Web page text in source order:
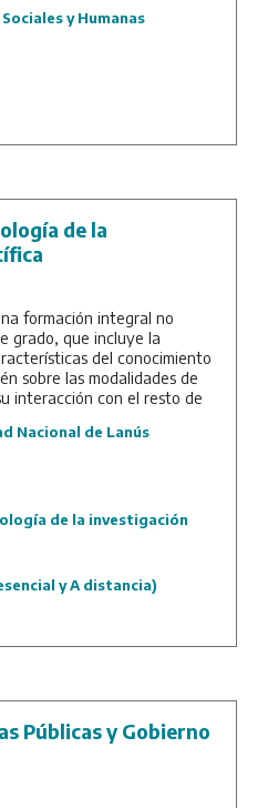
y Humanas
de la
formación integral no
grado, que incluye la
del conocimiento
sobre las modalidades de
interacción con el resto de
Nacional de Lanús
de la investigación
y A distancia)
Públicas y Gobierno